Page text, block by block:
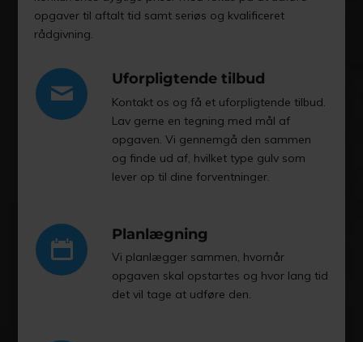
opgaver til aftalt tid samt seriøs og kvalificeret
rådgivning.
Uforpligtende tilbud
Kontakt os og få et uforpligtende tilbud.
Lav gerne en tegning med mål af
opgaven. Vi gennemgå den sammen
og finde ud af, hvilket type gulv som
lever op til dine forventninger.
Planlægning
Vi planlægger sammen, hvornår
opgaven skal opstartes og hvor lang tid
det vil tage at udføre den.